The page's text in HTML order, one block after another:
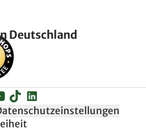
Deutschland